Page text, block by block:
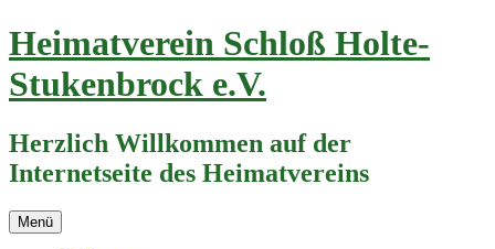
Zum
Inhalt
springen
Heimatverein Schloß Holte-
Stukenbrock e.V.
Herzlich Willkommen auf der
Internetseite des Heimatvereins
Menü